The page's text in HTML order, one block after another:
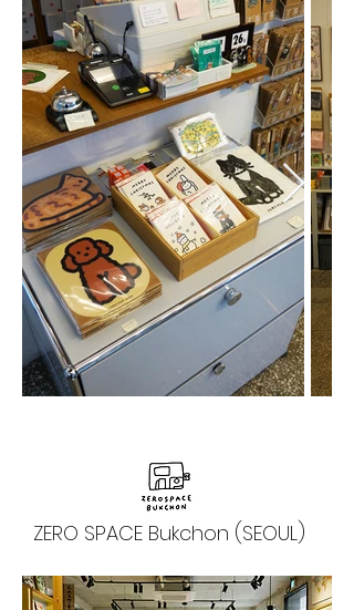
ZERO SPACE Bukchon (SEOUL)